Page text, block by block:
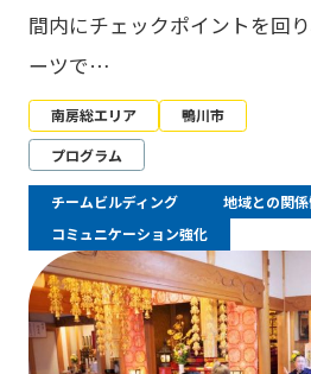
間内にチェックポイントを回
ーツで…
南房総エリア
鴨川市
プログラム
チームビルディング
地域との関
コミュニケーション強化